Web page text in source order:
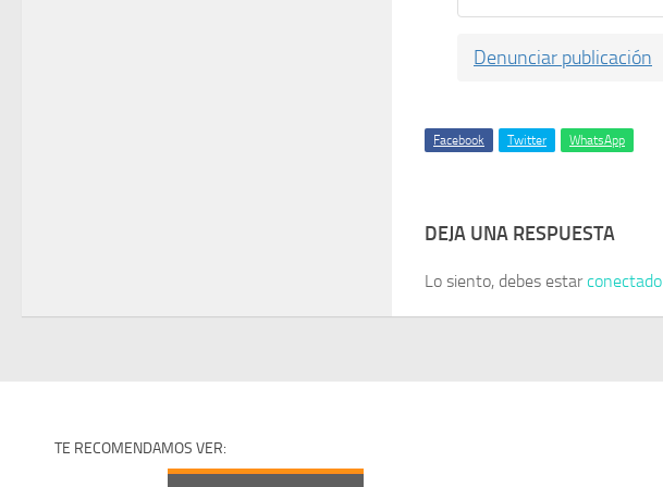
Denunciar publicación
Facebook Twitter WhatsApp
DEJA UNA RESPUESTA
Lo siento, debes estarconectado
TE RECOMENDAMOS VER: